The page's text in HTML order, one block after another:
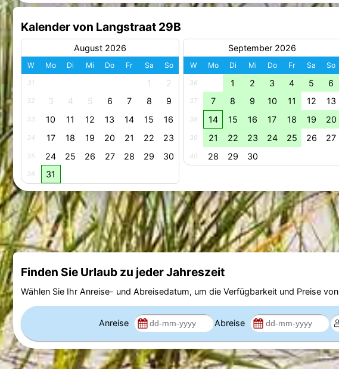
Kalender von Langstraat 29B
August 2026
W Mo Di Mi Do Fr Sa So
31 1 2
32 3 4 5 6 7 8 9
33 10 11 12 13 14 15 16
34 17 18 19 20 21 22 23
35 24 25 26 27 28 29 30
36 31
September 2026
W Mo Di Mi Do Fr Sa So
36 1 2 3 4 5 6
37 7 8 9 10 11 12 13
38 14 15 16 17 18 19 20
39 21 22 23 24 25 26 27
40 28 29 30
Finden Sie Urlaub zu jeder Jahreszeit
Wählen Sie Ihr Anreise- und Abreisedatum, um die Verfügbarkeit und Preise von
Anreise Abreise